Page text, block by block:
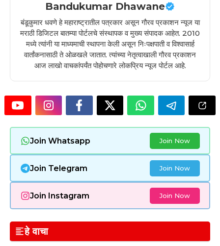
Bandukumar Dhawane
बंडूकुमार धवणे हे महाराष्ट्रातील पत्रकार असून गौरव प्रकाशन न्यूज या
मराठी डिजिटल बातम्या पोर्टलचे संस्थापक व मुख्य संपादक आहेत. 2010
मध्ये त्यांनी या माध्यमाची स्थापना केली असून निःपक्षपाती व विश्वासार्ह
वार्तांकनासाठी ते ओळखले जातात. त्यांच्या नेतृत्वाखाली गौरव प्रकाशन
आज लाखो वाचकांपर्यंत पोहोचणारे लोकप्रिय न्यूज पोर्टल आहे.
Join Whatsapp Join Now
Join Telegram Join Now
Join Instagram Join Now
हे वाचा